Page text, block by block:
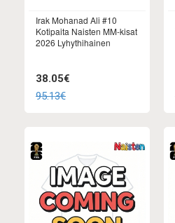
Irak Mohanad Ali #10
Kotipaita Naisten MM-kisat
2026 Lyhythihainen
38.05€
95.13€